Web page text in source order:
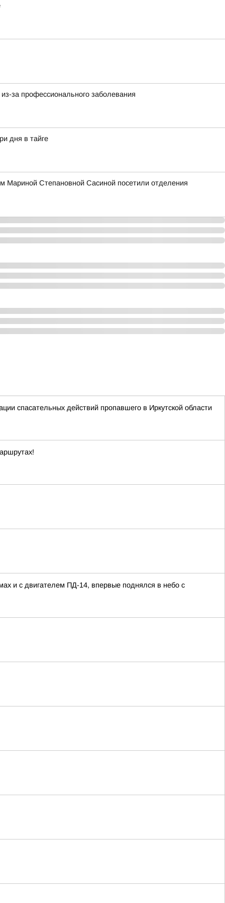
за профессионального заболевания
дня в тайге
Мариной Степановной Сасиной посетили отделения
спасательных действий пропавшего в Иркутской области
и с двигателем ПД-14, впервые поднялся в небо с